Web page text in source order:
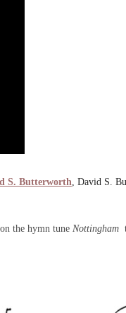
S. Butterworth, David S.
the hymn tune Nottingham